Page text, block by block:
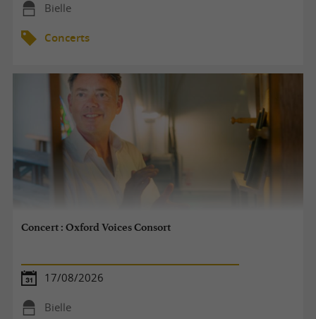
Bielle
Concerts
Concert : Oxford Voices Consort
17/08/2026
Bielle